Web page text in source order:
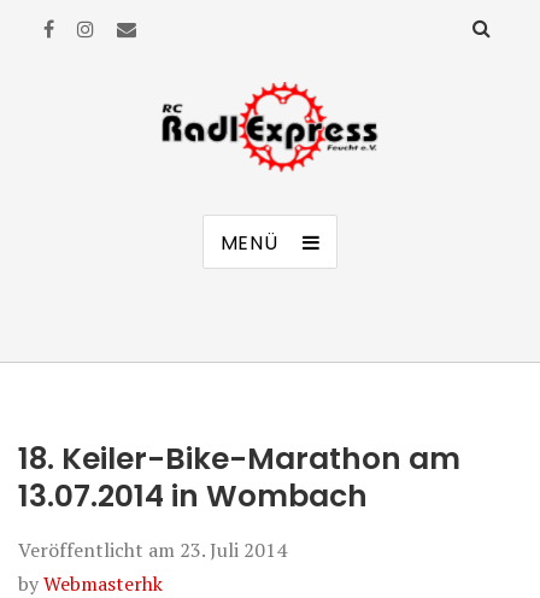
RC Radl Express Feucht e.V.
MENÜ
18. Keiler-Bike-Marathon am
13.07.2014 in Wombach
Veröffentlicht am 23. Juli 2014
byWebmasterhk